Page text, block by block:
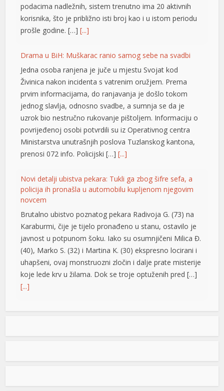
podacima nadležnih, sistem trenutno ima 20 aktivnih
korisnika, što je približno isti broj kao i u istom periodu
prošle godine. […][...]
Drama u BiH: Muškarac ranio samog sebe na svadbi
Jedna osoba ranjena je juče u mjestu Svojat kod
Živinica nakon incidenta s vatrenim oružjem. Prema
prvim informacijama, do ranjavanja je došlo tokom
jednog slavlja, odnosno svadbe, a sumnja se da je
uzrok bio nestručno rukovanje pištoljem. Informaciju o
povrijeđenoj osobi potvrdili su iz Operativnog centra
Ministarstva unutrašnjih poslova Tuzlanskog kantona,
prenosi 072 info. Policijski […][...]
Novi detalji ubistva pekara: Tukli ga zbog šifre sefa, a
policija ih pronašla u automobilu kupljenom njegovim
novcem
Brutalno ubistvo poznatog pekara Radivoja G. (73) na
Karaburmi, čije je tijelo pronađeno u stanu, ostavilo je
javnost u potpunom šoku. Iako su osumnjičeni Milica Đ.
(40), Marko S. (32) i Martina K. (30) ekspresno locirani i
uhapšeni, ovaj monstruozni zločin i dalje prate misterije
koje lede krv u žilama. Dok se troje optuženih pred […]
[...]
Vrućine ne popuštaju: Temperature do 40 stepeni,
U našem regionu narednih dana pretežno sunčano,
osvježenje, dok bi krajem sedmice ponovo bilo toplo.
nestabilniji period, ali obilnih padavina na širem području